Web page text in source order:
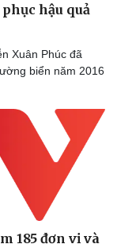
hậu quả
Xuân Phúc đã
biển năm 2016
185 đơn vị và